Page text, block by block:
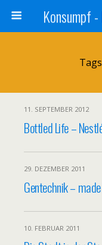
11. SEPTEMBER 2012
Bottled Life –
29. DEZEMBER 2011
Gentechnik –
10. FEBRUAR 2011